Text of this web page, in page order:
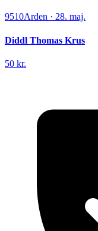
9510Arden · 28. maj.
Diddl Thomas Krus
50 kr.